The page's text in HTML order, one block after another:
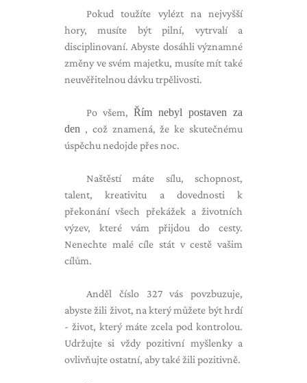
Pokud toužíte vylézt na nejvyšší
hory, musíte být pilní, vytrvalí a
disciplinovaní. Abyste dosáhli významné
změny ve svém majetku, musíte mít také
neuvěřitelnou dávku trpělivosti.
Po všem, Řím nebyl postaven za
den , což znamená, že ke skutečnému
úspěchu nedojde přes noc.
Naštěstí máte sílu, schopnost,
talent, kreativitu a dovednosti k
překonání všech překážek a životních
výzev, které vám přijdou do cesty.
Nenechte malé cíle stát v cestě vašim
cílům.
Anděl číslo 327 vás povzbuzuje,
abyste žili život, na který můžete být hrdí
- život, který máte zcela pod kontrolou.
Udržujte si vždy pozitivní myšlenky a
ovlivňujte ostatní, aby také žili pozitivně.